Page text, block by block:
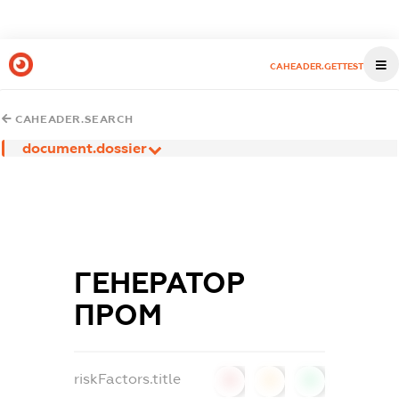
CAHEADER.GETTEST
CAHEADER.SEARCH
document.dossier
ГЕНЕРАТОР
ПРОМ
riskFactors.title